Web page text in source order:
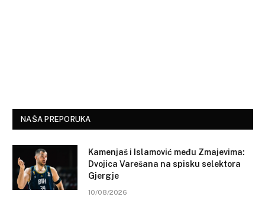
NAŠA PREPORUKA
Kamenjaš i Islamović među Zmajevima:
Dvojica Varešana na spisku selektora
Gjergje
10/08/2026